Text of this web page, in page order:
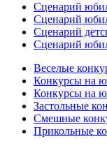
Сценарий
Сценарий
Сценарий
Сценарий
Веселые
Конкурсы на
Конкурсы на
Застольные
Смешные
Прикольные